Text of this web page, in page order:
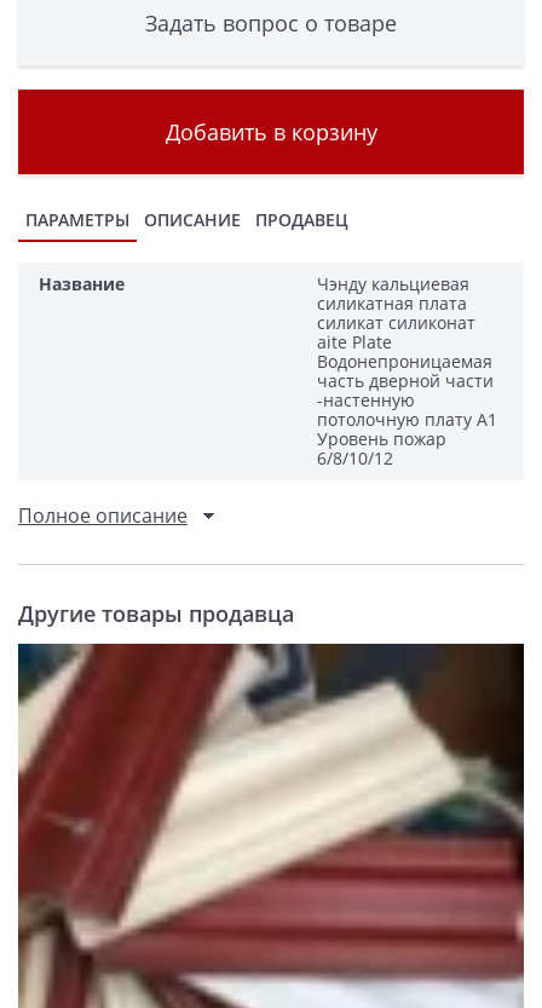
Задать вопрос о товаре
Добавить в корзину
ПАРАМЕТРЫ ОПИСАНИЕ ПРОДАВЕЦ
Название
Чэнду кальциевая
силикатная плата
силикат силиконат
aite Plate
Водонепроницаемая
часть дверной части
-настенную
потолочную плату A1
Уровень пожар
6/8/10/12
Полное описание
Другие товары продавца